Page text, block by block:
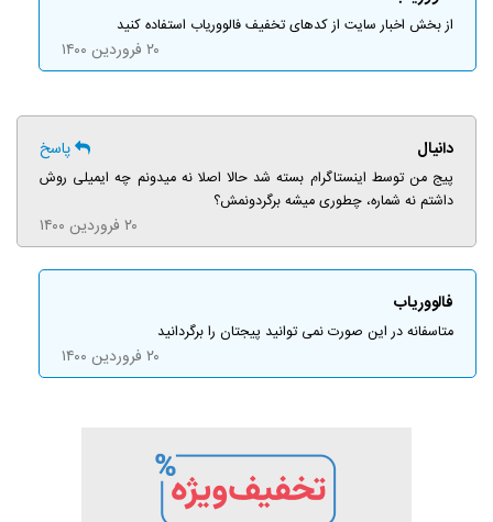
از بخش اخبار سایت از کدهای تخفیف فالووریاب استفاده کنید
۲۰ فروردین ۱۴۰۰
دانیال پاسخ
پیج من توسط اینستاگرام بسته شد حالا اصلا نه میدونم چه ایمیلی روش
داشتم نه شماره، چطوری میشه برگردونمش؟
۲۰ فروردین ۱۴۰۰
فالووریاب
متاسفانه در این صورت نمی توانید پیجتان را برگردانید
۲۰ فروردین ۱۴۰۰